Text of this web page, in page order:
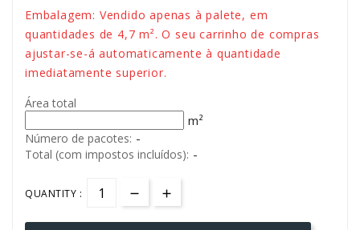
Embalagem: Vendido apenas à palete, em
quantidades de 4,7 m². O seu carrinho de compras
ajustar-se-á automaticamente à quantidade
imediatamente superior.
Área total
m²
Número de pacotes: -
Total (com impostos incluídos): -
QUANTITY :